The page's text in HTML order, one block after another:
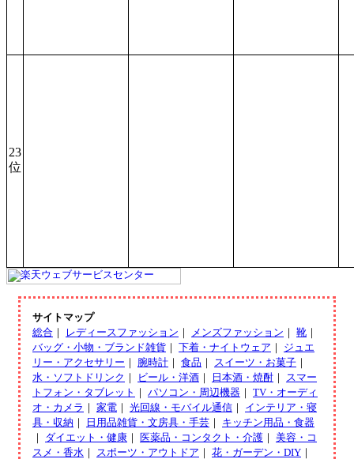
23
位
サイトマップ
総合 ｜ レディースファッション ｜ メンズファッション ｜ 靴 ｜
バッグ・小物・ブランド雑貨 ｜ 下着・ナイトウェア ｜ ジュエ
リー・アクセサリー ｜ 腕時計 ｜ 食品 ｜ スイーツ・お菓子 ｜
水・ソフトドリンク ｜ ビール・洋酒 ｜ 日本酒・焼酎 ｜ スマー
トフォン・タブレット
｜ パソコン・周辺機器 ｜ TV・オーディ
オ・カメラ ｜ 家電 ｜ 光回線・モバイル通信 ｜ インテリア・寝
具・収納 ｜ 日用品雑貨・文房具・手芸 ｜ キッチン用品・食器
｜ ダイエット・健康 ｜ 医薬品・コンタクト・介護 ｜ 美容・コ
スメ・香水 ｜ スポーツ・アウトドア ｜ 花・ガーデン・DIY ｜